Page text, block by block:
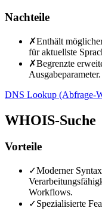
Nachteile
✗Enthält
für aktuellste
✗Begrenzte
Ausgabeparameter.
DNS Lookup (Abfrage-
WHOIS-Suche
Vorteile
✓Moderner
Workflows.
✓Spezialisierte